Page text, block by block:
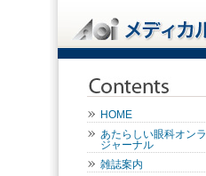
HOME
あたらしい眼科オン
ジャーナル
雑誌案内